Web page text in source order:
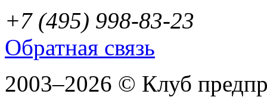
+7 (495) 998-83-23
Обратная связь
2003–2026 © Клуб